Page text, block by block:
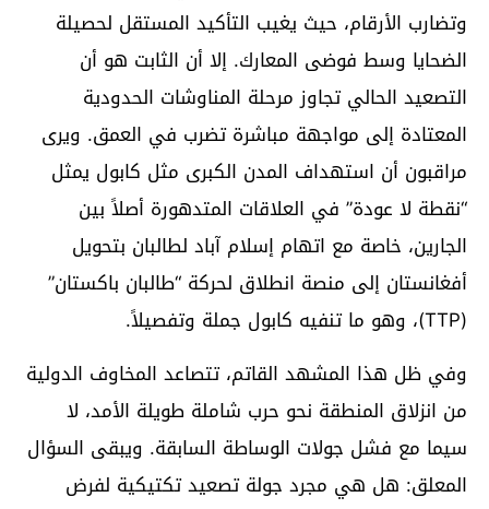
وتضارب الأرقام، حيث يغيب التأكيد المستقل لحصيلة
الضحايا وسط فوضى المعارك. إلا أن الثابت هو أن
التصعيد الحالي تجاوز مرحلة المناوشات الحدودية
المعتادة إلى مواجهة مباشرة تضرب في العمق. ويرى
مراقبون أن استهداف المدن الكبرى مثل كابول يمثل
“نقطة لا عودة” في العلاقات المتدهورة أصلاً بين
الجارين، خاصة مع اتهام إسلام آباد لطالبان بتحويل
أفغانستان إلى منصة انطلاق لحركة “طالبان باكستان”
(TTP)، وهو ما تنفيه كابول جملة وتفصيلاً.
وفي ظل هذا المشهد القاتم، تتصاعد المخاوف الدولية
من انزلاق المنطقة نحو حرب شاملة طويلة الأمد، لا
سيما مع فشل جولات الوساطة السابقة. ويبقى السؤال
المعلق: هل هي مجرد جولة تصعيد تكتيكية لفرض